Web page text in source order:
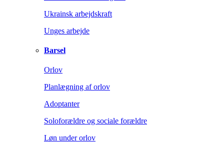
Ukrainsk arbejdskraft
Unges arbejde
Barsel
Orlov
Planlægning af orlov
Adoptanter
Soloforældre og sociale forældre
Løn under orlov